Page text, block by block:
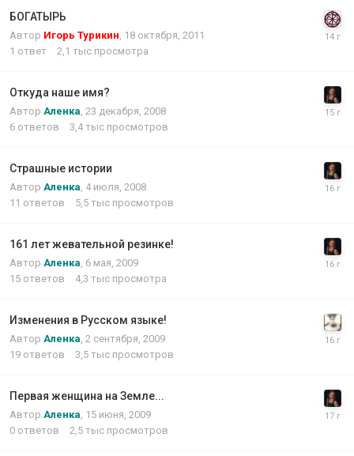
БОГАТЫРЬ
Автор Игорь Турикин 18 октября, 2011
1 ответ 2,1 тыс просмотра
Откуда наше имя?
Автор Аленка 23 декабря, 2008
6 ответов 3,4 тыс просмотров
Страшные истории
Автор Аленка 4 июля, 2008
11 ответов 5,5 тыс просмотров
161 лет жевательной резинке!
Автор Аленка 6 мая, 2009
15 ответов 4,3 тыс просмотра
Изменения в Русском языке!
Автор Аленка 2 сентября, 2009
19 ответов 3,5 тыс просмотров
Первая женщина на Земле...
Автор Аленка 15 июня, 2009
0 ответов 2,5 тыс просмотров